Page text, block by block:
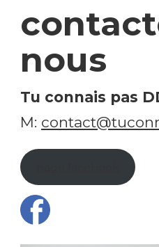
nous
Tu connais pas
M: